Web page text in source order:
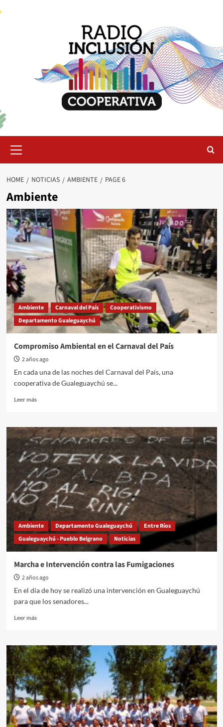
Menu
HOME NOTICIAS AMBIENTE PAGE 6
Ambiente
Ambiente Carnaval del País
Cooperativismo
Departamento Gualeguaychú
Compromiso Ambiental en el Carnaval del País
2 años ago
En cada una de las noches del Carnaval del País, una
cooperativa de Gualeguaychú se...
Leer másRead
Compromiso
Ambiental
en
el
Carnaval
del
País
Ambiente Departamento Gualeguaychú
Entre Ríos
Gualeguaychú - Pueblo Belgrano
Noticias
Marcha e Intervención contra las Fumigaciones
2 años ago
En el día de hoy se realizó una intervención en Gualeguaychú
para que los senadores...
Leer másRead
Marcha
e
Intervención
contra
las
Fumigaciones